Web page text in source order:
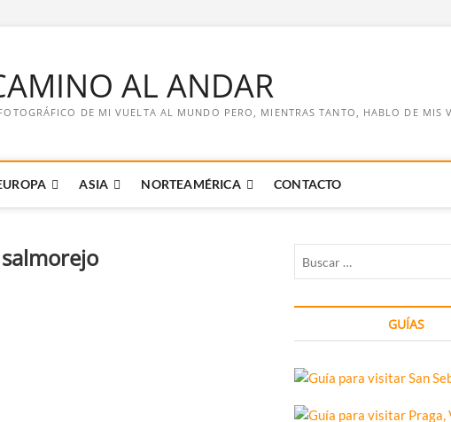
AL ANDAR
DE MI VUELTA AL MUNDO PERO, MIENTRAS TANTO, HABLO DE MIS
ASIA NORTEAMÉRICA CONTACTO
GUÍAS